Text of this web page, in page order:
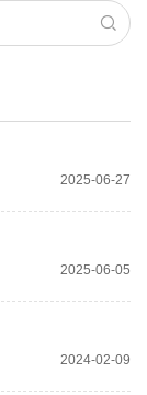
2025-06-27
2025-06-05
2024-02-09